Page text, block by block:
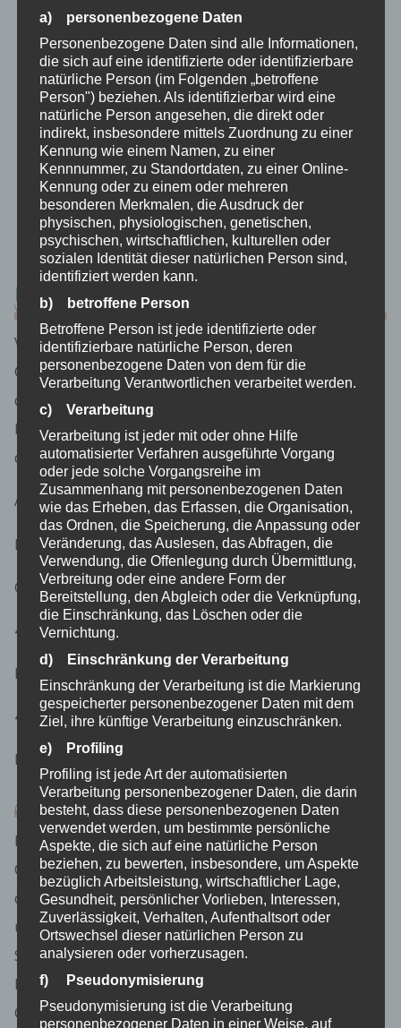
Einwilligung ist jede von der betroffenen Person
freiwillig für den bestimmten Fall in informierter
Weise und unmissverständlich abgegebene
Willensbekundung in Form einer Erklärung oder
einer sonstigen eindeutigen bestätigenden
Handlung, mit der die betroffene Person zu
verstehen gibt, dass sie mit der Verarbeitung der
sie betreffenden personenbezogenen Daten
einverstanden ist.
Name und Anschrift des für die Verarbeitung
Verantwortlichen
Verantwortlicher im Sinne der Datenschutz-
Grundverordnung, sonstiger in den Mitgliedstaaten
der Europäischen Union geltenden
Datenschutzgesetze und anderer Bestimmungen mit
datenschutzrechtlichem Charakter ist die:
Apartment 63
Marianne Urselmans
Grüne-Jäger-Straße 61
47574 Goch
Deutschland
4928275104
E-Mail: kontakt@fewo-kessel.de
Cookies / SessionStorage / LocalStorage
Die Internetseiten verwenden teilweise so genannte
Cookies, LocalStorage und SessionStorage. Dies dient
dazu, unser Angebot nutzerfreundlicher, effektiver
und sicherer zu machen. Local Storage und
SessionStorage ist eine Technologie, mit welcher ihr
Browser Daten auf Ihrem Computer oder mobilen
Gerät abspeichert. Cookies sind Textdateien, welche
a) personenbezogene Daten
Personenbezogene Daten sind alle Informationen,
die sich auf eine identifizierte oder identifizierbare
natürliche Person (im Folgenden „betroffene
Person") beziehen. Als identifizierbar wird eine
natürliche Person angesehen, die direkt oder
indirekt, insbesondere mittels Zuordnung zu einer
Kennung wie einem Namen, zu einer
Kennnummer, zu Standortdaten, zu einer Online-
Kennung oder zu einem oder mehreren
besonderen Merkmalen, die Ausdruck der
physischen, physiologischen, genetischen,
psychischen, wirtschaftlichen, kulturellen oder
sozialen Identität dieser natürlichen Person sind,
identifiziert werden kann.
b) betroffene Person
Betroffene Person ist jede identifizierte oder
identifizierbare natürliche Person, deren
personenbezogene Daten von dem für die
Verarbeitung Verantwortlichen verarbeitet werden.
c) Verarbeitung
Verarbeitung ist jeder mit oder ohne Hilfe
automatisierter Verfahren ausgeführte Vorgang
oder jede solche Vorgangsreihe im
Zusammenhang mit personenbezogenen Daten
wie das Erheben, das Erfassen, die Organisation,
das Ordnen, die Speicherung, die Anpassung oder
Veränderung, das Auslesen, das Abfragen, die
Verwendung, die Offenlegung durch Übermittlung,
Verbreitung oder eine andere Form der
Bereitstellung, den Abgleich oder die Verknüpfung,
die Einschränkung, das Löschen oder die
Vernichtung.
d) Einschränkung der Verarbeitung
Einschränkung der Verarbeitung ist die Markierung
gespeicherter personenbezogener Daten mit dem
Ziel, ihre künftige Verarbeitung einzuschränken.
e) Profiling
Profiling ist jede Art der automatisierten
Verarbeitung personenbezogener Daten, die darin
besteht, dass diese personenbezogenen Daten
verwendet werden, um bestimmte persönliche
Aspekte, die sich auf eine natürliche Person
beziehen, zu bewerten, insbesondere, um Aspekte
bezüglich Arbeitsleistung, wirtschaftlicher Lage,
Gesundheit, persönlicher Vorlieben, Interessen,
Zuverlässigkeit, Verhalten, Aufenthaltsort oder
Ortswechsel dieser natürlichen Person zu
analysieren oder vorherzusagen.
f) Pseudonymisierung
Pseudonymisierung ist die Verarbeitung
personenbezogener Daten in einer Weise, auf